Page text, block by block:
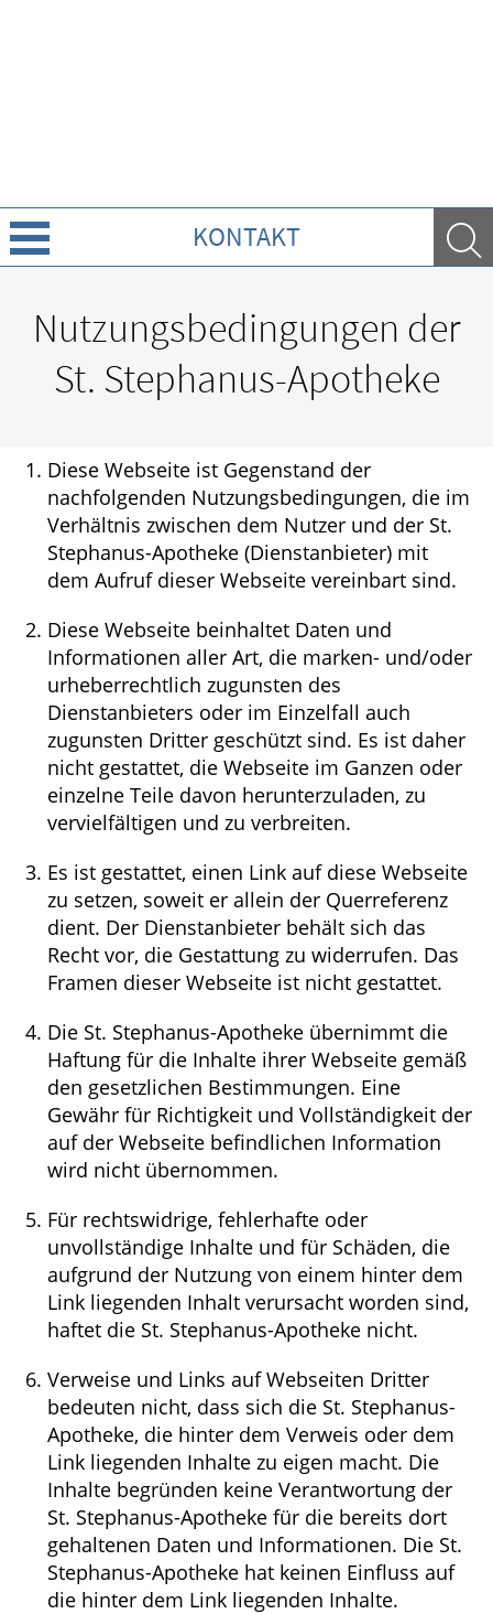
KONTAKT
Krankheiten & Therapie
HOMÖOPATHIE
ELTERN UND KIND
Nutzungsbedingungen der
St. Stephanus-Apotheke
Diese Webseite ist Gegenstand der
nachfolgenden Nutzungsbedingungen, die im
Verhältnis zwischen dem Nutzer und der St.
Stephanus-Apotheke (Dienstanbieter) mit
dem Aufruf dieser Webseite vereinbart sind.
Diese Webseite beinhaltet Daten und
Informationen aller Art, die marken- und/oder
urheberrechtlich zugunsten des
Dienstanbieters oder im Einzelfall auch
zugunsten Dritter geschützt sind. Es ist daher
nicht gestattet, die Webseite im Ganzen oder
einzelne Teile davon herunterzuladen, zu
vervielfältigen und zu verbreiten.
Es ist gestattet, einen Link auf diese Webseite
zu setzen, soweit er allein der Querreferenz
dient. Der Dienstanbieter behält sich das
Recht vor, die Gestattung zu widerrufen. Das
Framen dieser Webseite ist nicht gestattet.
Die St. Stephanus-Apotheke übernimmt die
Haftung für die Inhalte ihrer Webseite gemäß
den gesetzlichen Bestimmungen. Eine
Gewähr für Richtigkeit und Vollständigkeit der
auf der Webseite befindlichen Information
wird nicht übernommen.
Für rechtswidrige, fehlerhafte oder
unvollständige Inhalte und für Schäden, die
aufgrund der Nutzung von einem hinter dem
Link liegenden Inhalt verursacht worden sind,
haftet die St. Stephanus-Apotheke nicht.
Verweise und Links auf Webseiten Dritter
bedeuten nicht, dass sich die St. Stephanus-
Apotheke, die hinter dem Verweis oder dem
Link liegenden Inhalte zu eigen macht. Die
Inhalte begründen keine Verantwortung der
St. Stephanus-Apotheke für die bereits dort
gehaltenen Daten und Informationen. Die St.
Stephanus-Apotheke hat keinen Einfluss auf
die hinter dem Link liegenden Inhalte.